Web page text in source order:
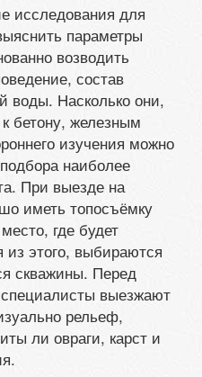
исследования для
параметры
возводить
состав
воды. Насколько они,
бетону, железным
изучения можно
наиболее
При выезде на
иметь топосъёмку
где будет
из этого, выбираются
скважины. Перед
выезжают
рельеф,
ли овраги, карст и